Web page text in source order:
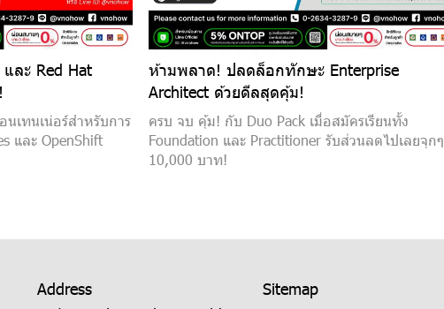
ละ Red Hat
นเทนเน่อร์สำหรับการ
และ OpenShift
ห้ามพลาด! ปลดล็อกทักษะ Enterprise
Architect ด้วยดีลสุดคุ้ม!
ครบ จบ คุ้ม! กับ Duo Pack เมื่อสมัครเรียนทั้ง
Foundation และ Practitioner รับส่วนลดไปเลยจุกๆ
10,000 บาท!
Address
Sitemap